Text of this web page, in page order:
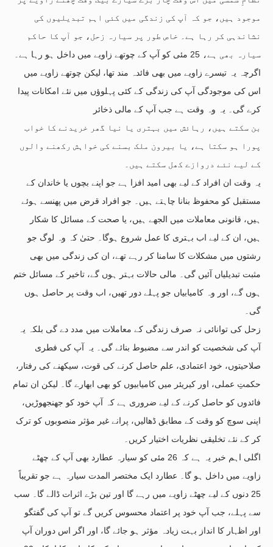
موجود ہیں، جو کہ آپ کی زندگی میں کئی اہم تبدیلیوں کی
نشاندہی کر رہا ہے۔ خاص طور پر سیارہ زحل، جو آپ کا حاکم
سیارہ بھی ہے، 25 مئی کو آپ کے چوتھے زاویے میں داخل ہو رہا ہے۔
اگرچہ یہ تیسرے زاویے میں بھی فائدہ مند تھا، لیکن چوتھے زاویے میں
اس کی موجودگی آپ کی زندگی کے کئی پہلوؤں میں نئے امکانات پیدا
کرے گی۔ یہ وہ وقت ہے جب آپ کے مالی ذخائر
بن سکتے ہیں، رہائش میں بہتری یا نیا گھر خریدنے کا خواب
پورا ہو سکتا ہے، یا بیرون ملک بسنے کی خواہش رکھنے والوں
کے لیے نئے دروازے کھل سکتے ہیں۔
یہ وقت ان افراد کے لیے بھی امید افزا ہے جو اپنے بچوں یا خاندان کے
مستقبل کو محفوظ بنانا چاہتے ہیں۔ جو افراد قرض میں پھنسے ہوئے
ہیں، قانونی معاملات میں الجھے ہیں، یا صحت کے مسائل کا شکار
ہیں، ان کے لیے اب بہتری کا عمل شروع ہوگا۔ حتیٰ کہ وہ لوگ جو
رشتوں میں مشکلات کا سامنا کر رہے تھے، ان کی زندگی میں بھی
مثبت تبدیلیاں آئیں گی۔ مالی حالات بہتر ہوں گے، تاخیر کے مسائل ختم
ہوں گے، اور وہ کامیابیاں جو پہلے دور تھیں، اب وقت پر حاصل ہوں
گی۔
زحل کی توانائی نہ صرف زندگی کے معاملات میں مدد دے گی بلکہ یہ
آپ کی شخصیت کو اندر سے مضبوط بنائے گی۔ یہ آپ کی فطری
صلاحیتوں، خود اعتمادی، علم حاصل کرنے کی قوت، سیکھنے کی رفتار،
حکمتِ عملی، اور کیریئر میں کامیابیوں کو بھی ابھارے گا۔ لیکن ان تمام
فائدوں کو حاصل کرنے کے لیے ضروری ہے کہ آپ خود کو جھنجھوڑیں،
اپنی سوچ کو وقت کے مطابق ڈھالیں، پرانے غیر مؤثر منصوبوں کو ترک
کر کے نئے تخلیقی نظریات اختیار کریں۔
اگلی اہم خبر یہ ہے کہ 26 مئی کو سیارہ عطارد بھی آپ کے چھٹے
زاویے میں داخل ہو گا۔ عطارد ایک مختصر المدت سیارہ ہے جو تقریباً
25 دنوں کے لیے چھٹے زاویے میں رہے گا اور تین بڑے اثرات ڈالے گا۔ سب
سے پہلے، جب آپ خود پر اعتماد محسوس کریں گے تو آپ کی گفتگو
اور اظہار کا انداز بہت زیادہ مؤثر ہو جائے گا، اور اگر اس دوران آپ